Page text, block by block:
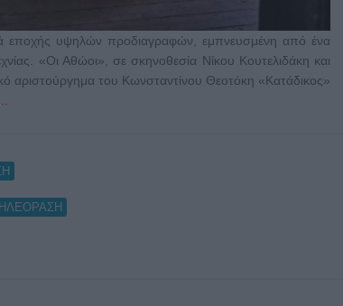
εποχής υψηλών προδιαγραφών, εμπνευσμένη από ένα
«Οι Αθώοι», σε σκηνοθεσία Νίκου Κουτελιδάκη και
αριστούργημα του Κωνσταντίνου Θεοτόκη «Κατάδικος»